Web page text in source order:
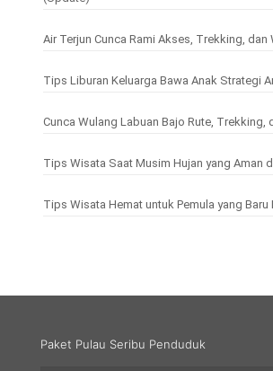
Air Terjun Cunca Rami Akses, Trekking, dan
Tips Liburan Keluarga Bawa Anak Strategi
Cunca Wulang Labuan Bajo Rute, Trekking,
Tips Wisata Saat Musim Hujan yang Aman
Tips Wisata Hemat untuk Pemula yang Baru
Paket Pulau Seribu Penduduk